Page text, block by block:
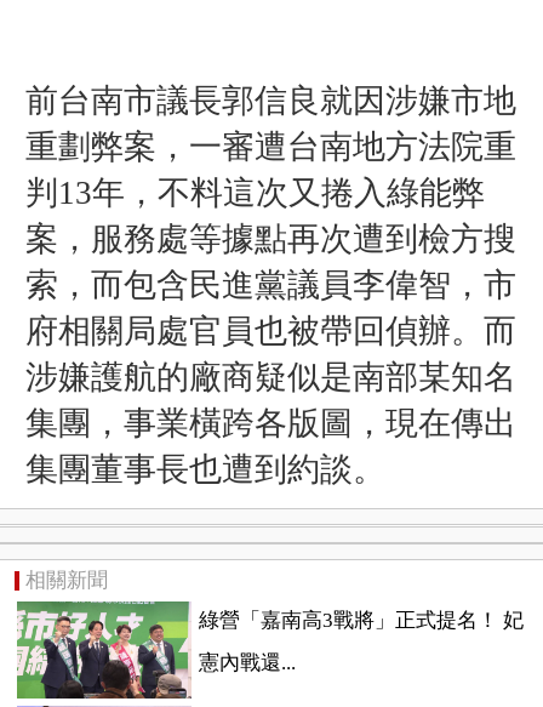
前台南市議長郭信良就因涉嫌市地
重劃弊案，一審遭台南地方法院重
判13年，不料這次又捲入綠能弊
案，服務處等據點再次遭到檢方搜
索，而包含民進黨議員李偉智，市
府相關局處官員也被帶回偵辦。而
涉嫌護航的廠商疑似是南部某知名
集團，事業橫跨各版圖，現在傳出
集團董事長也遭到約談。
相關新聞
綠營「嘉南高3戰將」正式提名！ 妃
憲內戰還...